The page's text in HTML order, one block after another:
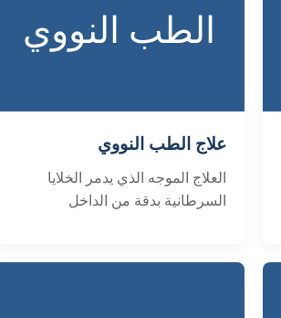
الطب النووي
علاج الطب النووي
العلاج الموجه الذي يدمر الخلايا
السرطانية بدقة من الداخل